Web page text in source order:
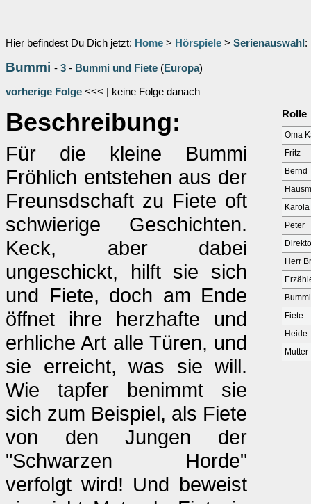
Hier befindest Du Dich jetzt: Home > Hörspiele > Serienauswahl :
Bummi - 3 - Bummi und Fiete (Europa)
vorherige Folge <<< | keine Folge danach
Beschreibung:
Für die kleine Bummi
Fröhlich entstehen aus der
Freunsdschaft zu Fiete oft
schwierige Geschichten.
Keck, aber dabei
ungeschickt, hilft sie sich
und Fiete, doch am Ende
öffnet ihre herzhafte und
erhliche Art alle Türen, und
sie erreicht, was sie will.
Wie tapfer benimmt sie
sich zum Beispiel, als Fiete
von den Jungen der
"Schwarzen Horde"
verfolgt wird! Und beweist
Rolle
Oma
Fritz
Bernd
Karola
Peter
Herr
Bummi
Fiete
Heide
Mutter